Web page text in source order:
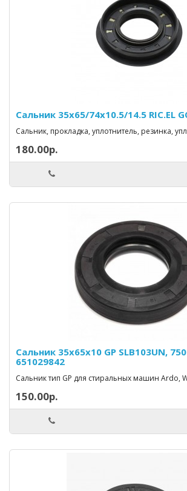
Сальник 35x65/74x10.5/14.5 RIC.EL
Сальник, прокладка, уплотнитель, резинка,
180.00р.
Сальник 35x65x10 GP SLB103UN,
651029842
Сальник тип GP для стиральных машин Ardo,
150.00р.